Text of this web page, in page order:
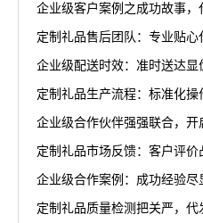
企业级客户案例之成功故事，
企业级配送时效：准时送达
定制礼品生产流程：标准化
企业级合作伙伴强强联合，开
定制礼品市场反馈：客户评价
企业级合作案例：成功经验尽
定制礼品质量检测把关严，代